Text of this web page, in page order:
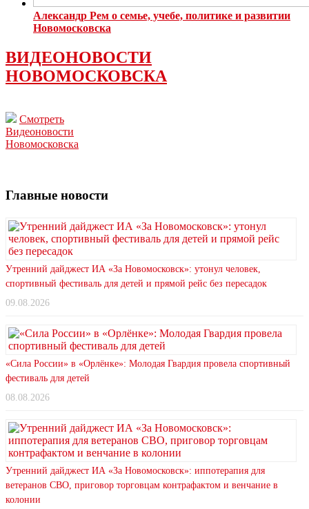
Александр Рем о семье, учебе, политике и развитии
Новомосковска
ВИДЕОНОВОСТИ
НОВОМОСКОВСКА
Смотреть
Видеоновости
Новомосковска
Главные новости
Утренний дайджест ИА «За Новомосковск»: утонул человек,
спортивный фестиваль для детей и прямой рейс без пересадок
09.08.2026
«Сила России» в «Орлёнке»: Молодая Гвардия провела спортивный
фестиваль для детей
08.08.2026
Утренний дайджест ИА «За Новомосковск»: иппотерапия для
ветеранов СВО, приговор торговцам контрафактом и венчание в
колонии